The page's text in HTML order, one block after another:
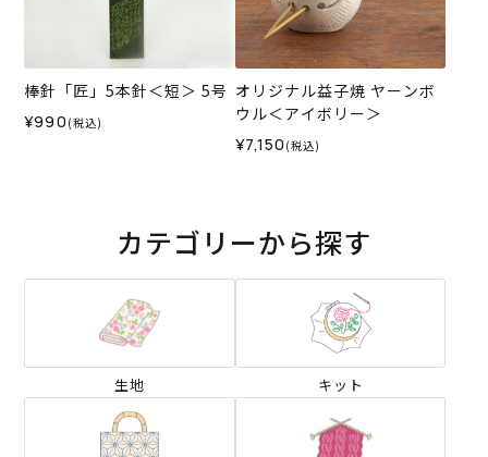
棒針「匠」5本針＜短＞ 5号
¥990 (税込)
オリジナル益子焼 ヤーンボ
ウル＜アイボリー＞
¥7,150 (税込)
カテゴリーから探す
生地 キット